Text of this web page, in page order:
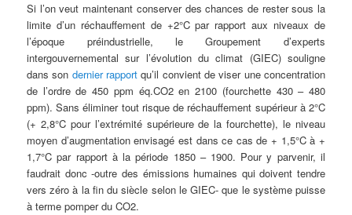
Si l’on veut maintenant conserver des chances de rester sous la
limite d’un réchauffement de +2°C par rapport aux niveaux de
l’époque préindustrielle, le Groupement d’experts
intergouvernemental sur l’évolution du climat (GIEC) souligne
dans son dernier rapport qu’il convient de viser une concentration
de l’ordre de 450 ppm éq.CO2 en 2100 (fourchette 430 – 480
ppm). Sans éliminer tout risque de réchauffement supérieur à 2°C
(+ 2,8°C pour l’extrémité supérieure de la fourchette), le niveau
moyen d’augmentation envisagé est dans ce cas de + 1,5°C à +
1,7°C par rapport à la période 1850 – 1900. Pour y parvenir, il
faudrait donc -outre des émissions humaines qui doivent tendre
vers zéro à la fin du siècle selon le GIEC- que le système puisse
à terme pomper du CO2.